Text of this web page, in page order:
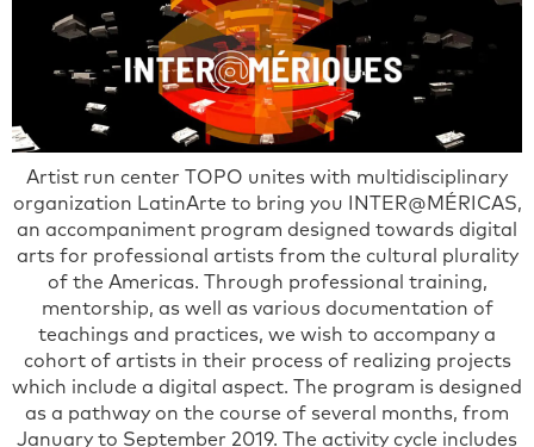
Artist run center TOPO unites with multidisciplinary
organization LatinArte to bring you INTER@MÉRICAS,
an accompaniment program designed towards digital
arts for professional artists from the cultural plurality
of the Americas. Through professional training,
mentorship, as well as various documentation of
teachings and practices, we wish to accompany a
cohort of artists in their process of realizing projects
which include a digital aspect. The program is designed
as a pathway on the course of several months, from
January to September 2019. The activity cycle includes